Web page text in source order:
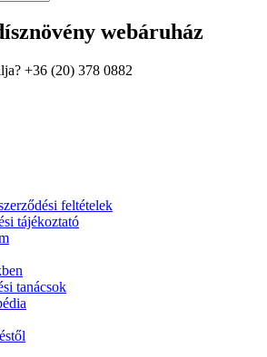
webáruház
+36 (20) 378 0882
feltételek
tájékoztató
tanácsok